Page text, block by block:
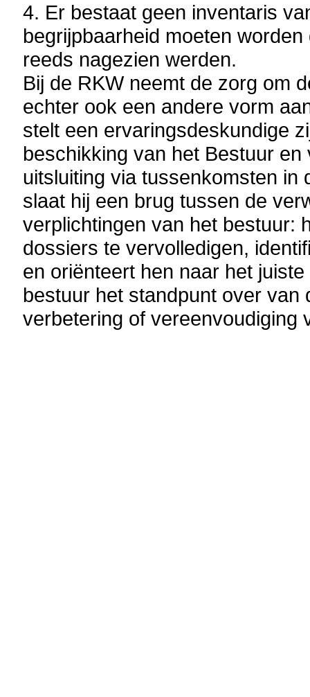
4. Er bestaat geen inventaris
begrijpbaarheid moeten
reeds nagezien werden.
Bij de RKW neemt de zorg om
echter ook een andere vorm
stelt een ervaringsdeskundige
beschikking van het Bestuur
uitsluiting via tussenkomsten
slaat hij een brug tussen de
verplichtingen van het bestuur:
dossiers te vervolledigen,
en oriënteert hen naar het
bestuur het standpunt over
verbetering of vereenvoudiging